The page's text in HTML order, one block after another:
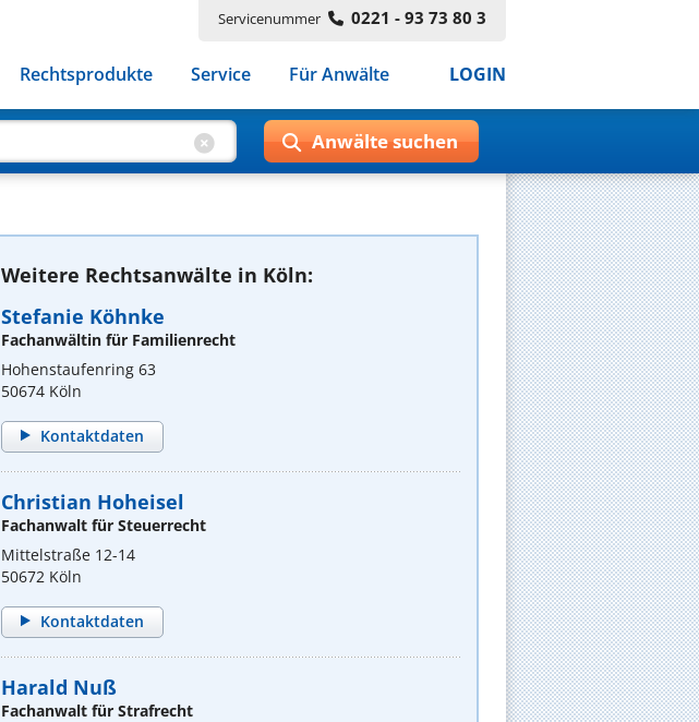
Servicenummer 0221 - 93 73 80 3
Rechtsprodukte Service Für Anwälte LOGIN
Weitere Rechtsanwälte in Köln:
Stefanie Köhnke
Fachanwältin für Familienrecht
Hohenstaufenring 63
50674 Köln
Kontaktdaten
Christian Hoheisel
Fachanwalt für Steuerrecht
Mittelstraße 12-14
50672 Köln
Kontaktdaten
Harald Nuß
Fachanwalt für Strafrecht